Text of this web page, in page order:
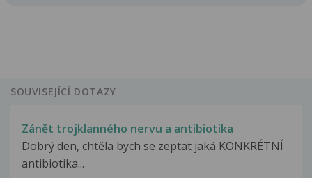
SOUVISEJÍCÍ DOTAZY
Zánět trojklanného nervu a antibiotika
Dobrý den, chtěla bych se zeptat jaká KONKRÉTNÍ
antibiotika...